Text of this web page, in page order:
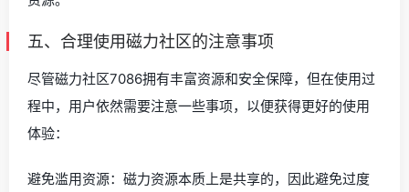
五、合理使用磁力社区的注意事项
尽管磁力社区7086拥有丰富资源和安全保障，但在使用过
程中，用户依然需要注意一些事项，以便获得更好的使用
体验：
避免滥用资源：磁力资源本质上是共享的，因此避免过度